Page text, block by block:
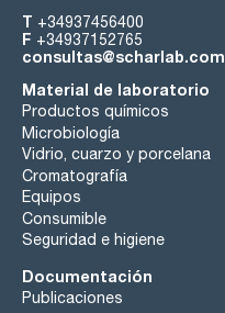
T +34937456400
F +34937152765
consultas@scharlab.com
Material de laboratorio
Productos químicos
Microbiología
Vidrio, cuarzo y porcelana
Cromatografía
Equipos
Consumible
Seguridad e higiene
Documentación
Publicaciones